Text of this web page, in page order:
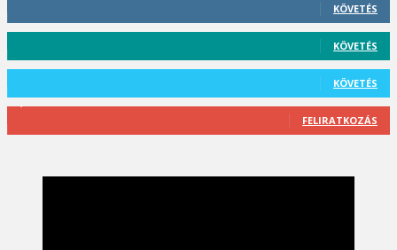
KÖVETÉS
KÖVETÉS
KÖVETÉS
FELIRATKOZÁS